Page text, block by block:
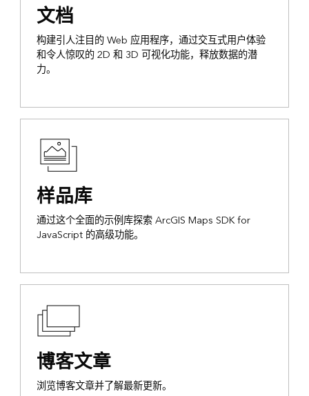
文档
构建引人注目的 Web 应用程序，通过交互式用户体验
和令人惊叹的 2D 和 3D 可视化功能，释放数据的潜
力。
样品库
通过这个全面的示例库探索 ArcGIS Maps SDK for
JavaScript 的高级功能。
博客文章
浏览博客文章并了解最新更新。